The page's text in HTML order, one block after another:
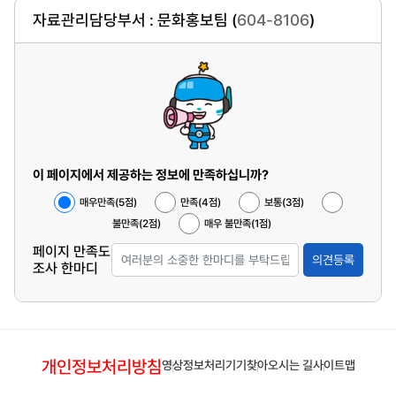
자료관리담당부서 : 문화홍보팀 (604-8106)
이 페이지에서 제공하는 정보에 만족하십니까?
매우만족(5점) 만족(4점)
보통(3점)
불만족(2점)
매우 불만족(1점)
페이지 만족도
조사 한마디
의견등록
개인정보처리방침영상정보처리기기 찾아오시는 길사이트맵